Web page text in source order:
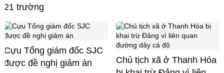
21 trường
Cựu Tổng giám đốc SJC
được đề nghị giảm án
Chủ tịch xã ở Thanh Hóa